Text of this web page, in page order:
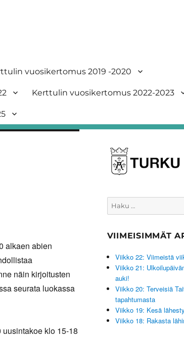
vuosikertomus 2019 -2020
Kerttulin vuosikertomus 2022-2023
alkaen abien
näin kirjoitusten
seurata luokassa
klo 15-18
Etsi:
VIIMEISIMMÄT
Viikko 22: Viimeistä
Viikko 21:
auki!
Viikko 20: Terveisiä
tapahtumasta
Viikko 19: Kesä
Viikko 18: Rakasta